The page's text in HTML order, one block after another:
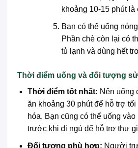
khoảng 10-15 phút
Bạn có thể uống
Phần chè còn lại có
tủ lạnh và dùng hết
Thời điểm uống và đối tượng
Thời điểm tốt nhất: Nên uống
ăn khoảng 30 phút để hỗ trợ
hóa. Bạn cũng có thể uống
trước khi đi ngủ để hỗ trợ thư
Đối tượng phù hợp: Người